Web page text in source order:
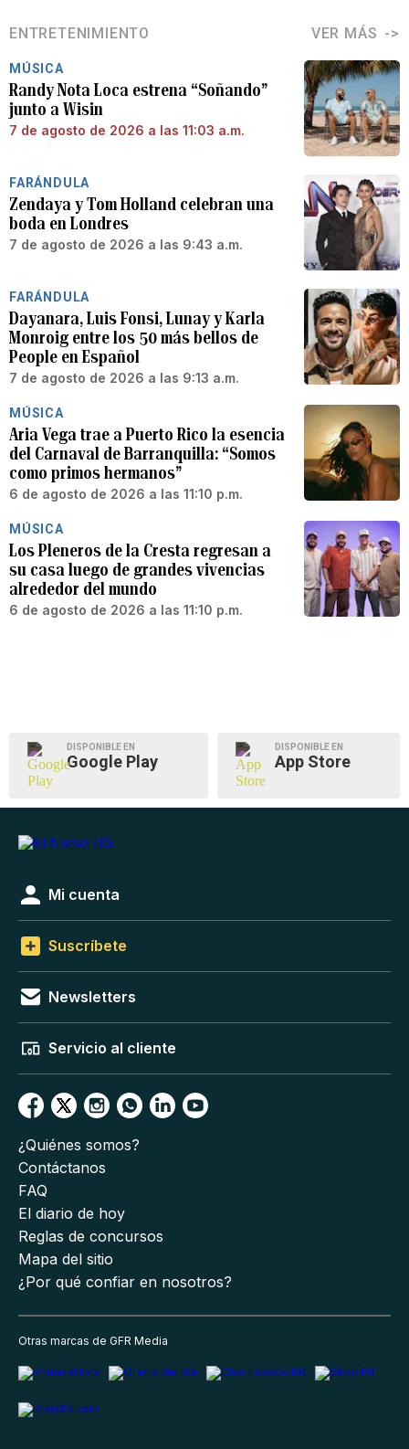
ENTRETENIMIENTO VER MÁS
MÚSICA
Randy Nota Loca estrena “Soñando”
junto a Wisin
7 de agosto de 2026 a las 11:03 a.m.
FARÁNDULA
Zendaya y Tom Holland celebran una
boda en Londres
7 de agosto de 2026 a las 9:43 a.m.
FARÁNDULA
Dayanara, Luis Fonsi, Lunay y Karla
Monroig entre los 50 más bellos de
People en Español
7 de agosto de 2026 a las 9:13 a.m.
MÚSICA
Aria Vega trae a Puerto Rico la esencia
del Carnaval de Barranquilla: “Somos
como primos hermanos”
6 de agosto de 2026 a las 11:10 p.m.
MÚSICA
Los Pleneros de la Cresta regresan a
su casa luego de grandes vivencias
alrededor del mundo
6 de agosto de 2026 a las 11:10 p.m.
DISPONIBLE EN
Google Play
DISPONIBLE EN
App Store
Mi cuenta
Suscríbete
Newsletters
Servicio al cliente
¿Quiénes somos?
Contáctanos
FAQ
El diario de hoy
Reglas de concursos
Mapa del sitio
¿Por qué confiar en nosotros?
Otras marcas de GFR Media